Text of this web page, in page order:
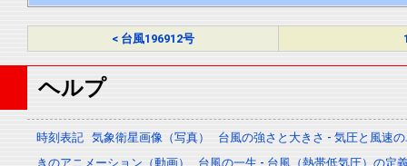
< 台風196912号
ヘルプ
時刻表記 気象衛星画像（写真）
台風の強さと大きさ - 気圧と風速
きのアニメーション（動画）
台風の一生 - 台風（熱帯低気圧）の定